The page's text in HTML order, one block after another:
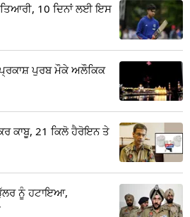
10 ਦਿਨਾਂ ਲਈ ਇਸ
ਪ੍ਰਕਾਸ਼ ਪੁਰਬ ਮੌਕੇ ਅਲੌਕਿਕ
ਕਾਬੂ, 21 ਕਿਲੋ ਹੈਰੋਇਨ ਤੇ
ਨੂੰ ਹਟਾਇਆ,